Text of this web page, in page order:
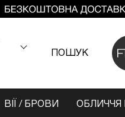
ПОШУК
ВІЇ / БРОВИ ОБЛИЧЧЯ